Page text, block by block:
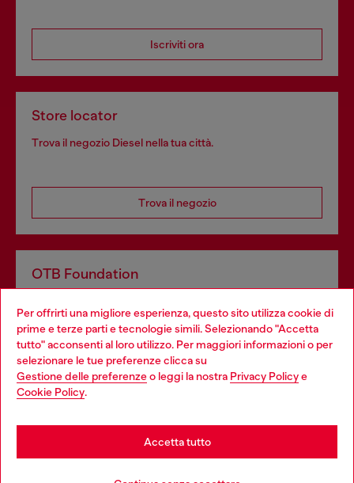
Per offrirti una migliore esperienza, questo sito utilizza cookie di
prime e terze parti e tecnologie simili. Selezionando "Accetta
tutto" acconsenti al loro utilizzo. Per maggiori informazioni o per
selezionare le tue preferenze clicca su
Gestione delle preferenzeo leggi la nostra Privacy Policye
Cookie Policy.
Accetta tutto
Iscriviti ora
Store locator
Trova il negozio Diesel nella tua città.
Trova il negozio
OTB Foundation
profit del gruppo OTB che sostiene progetti concreti per
giovani, donne, inclusione ed emergenze in tutto il mondo.
Choose your location
You are currently browsing Italia website, but it seems you may
be based in United States